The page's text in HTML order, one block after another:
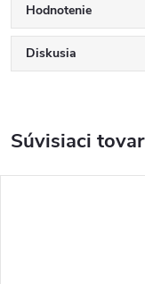
Hodnotenie
Diskusia
Súvisiaci tovar